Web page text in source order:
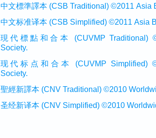
中文標準譯本 (CSB Traditional) ©2011 Asia
中文标准译本 (CSB Simplified) ©2011 Asia
現代標點和合本 (CUVMP Traditional)
Society.
现代标点和合本 (CUVMP Simplified)
Society.
聖經新譯本 (CNV Traditional) ©2010
圣经新译本 (CNV Simplified) ©2010